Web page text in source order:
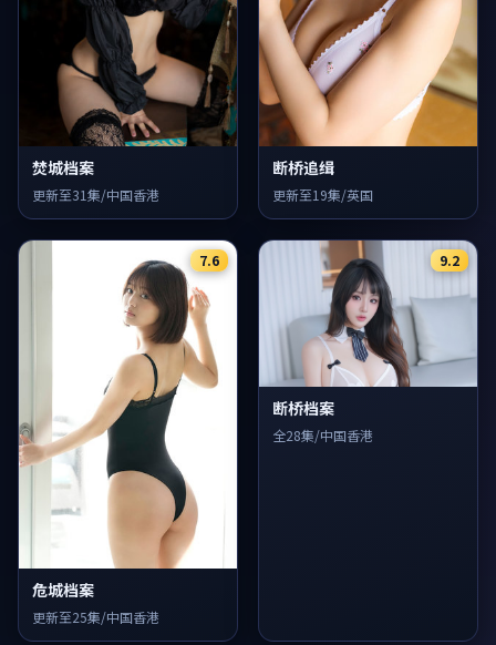
焚城档案
更新至31集/中国香港
断桥追缉
更新至19集/英国
7.6
危城档案
更新至25集/中国香港
9.2
断桥档案
全28集/中国香港